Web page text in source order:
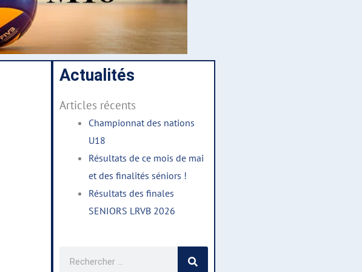
Actualités
Articles récents
Championnat des nations
U18
Résultats de ce mois de mai
et des finalités séniors !
Résultats des finales
SENIORS LRVB 2026